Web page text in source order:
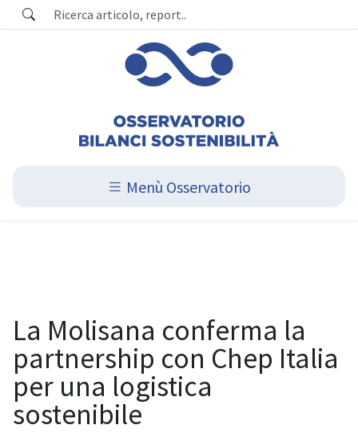
Menù Osservatorio
La Molisana conferma la
partnership con Chep Italia
per una logistica
sostenibile